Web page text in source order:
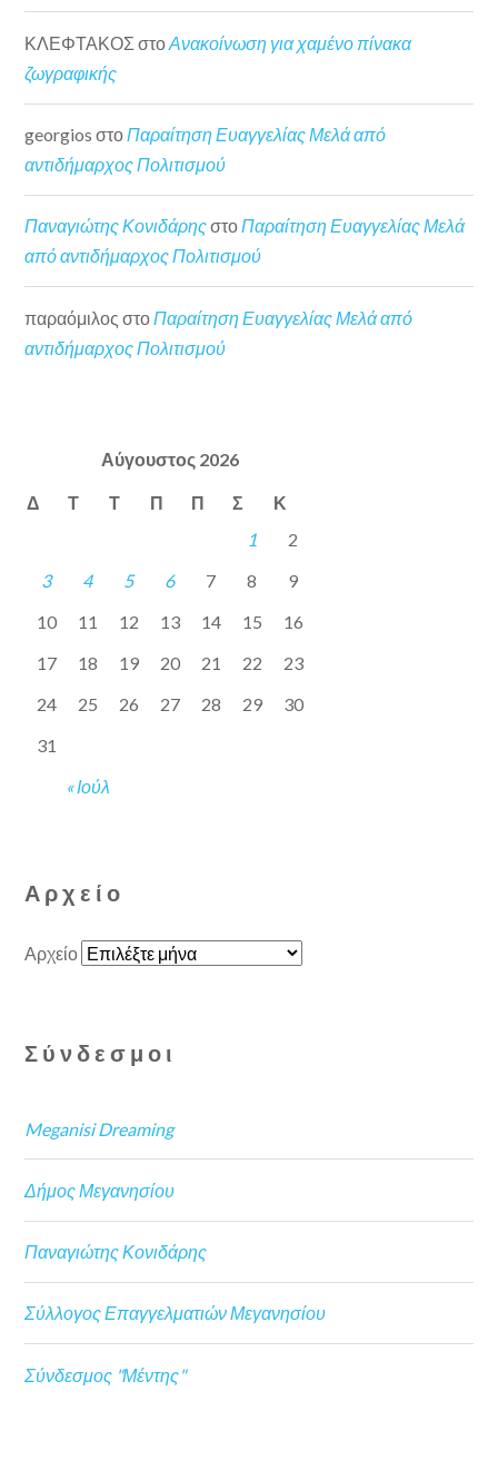
ΚΛΕΦΤΑΚΟΣ στοΑνακοίνωση για χαμένο πίνακα
ζωγραφικής
georgios στοΠαραίτηση Ευαγγελίας Μελά από
αντιδήμαρχος Πολιτισμού
Παναγιώτης ΚονιδάρηςστοΠαραίτηση Ευαγγελίας Μελά
από αντιδήμαρχος Πολιτισμού
παραόμιλος στο Παραίτηση Ευαγγελίας Μελά από
αντιδήμαρχος Πολιτισμού
Αύγουστος 2026
Δ Τ Τ Π Π Σ Κ
« Ιούλ
1
2
3
4 5 6 7 8
9
10
11 12 13 14 15
16
17
18 19 20 21 22
23
24
25 26 27 28 29
30
31
Αρχείο
Αρχείο
Σύνδεσμοι
Meganisi Dreaming
Δήμος Μεγανησίου
Παναγιώτης Κονιδάρης
Σύλλογος Επαγγελματιών Μεγανησίου
Σύνδεσμος "Μέντης"